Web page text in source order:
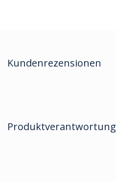
Kundenrezensionen
Produktverantwortung